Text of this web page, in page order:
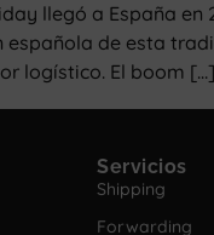
llegó a España
de esta
logístico. El boom […]
Servicios
Shipping
Forwarding